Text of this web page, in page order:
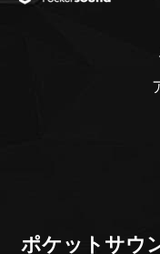
ポケットサウ